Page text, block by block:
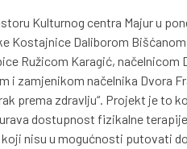
Kulturnog centra Majur u
Kostajnice Daliborom
Ružicom Karagić,
i zamjenikom načelnika Dvora
prema zdravlju“. Projekt je to
dostupnost fizikalne
nisu u mogućnosti putovati